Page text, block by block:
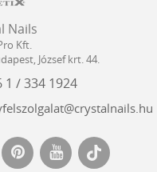
Nails
Kft.
, József krt. 44.
1 / 334 1924